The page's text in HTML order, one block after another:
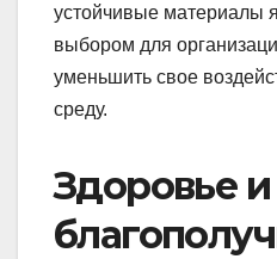
устойчивые материалы
выбором для
уменьшить свое
среду.
Здоровье и